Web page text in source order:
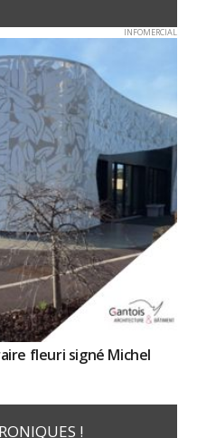
INFOMERCIAL
fleuri signé Michel
!